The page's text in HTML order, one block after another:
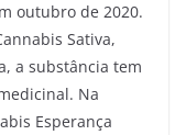
outubro de 2020.
Sativa,
a substância tem
Na
Esperança